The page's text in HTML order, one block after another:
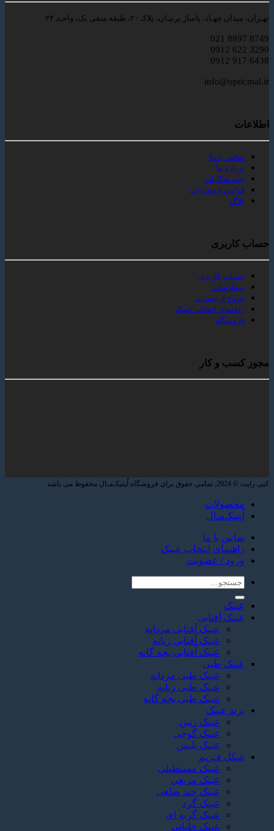
تهـران، میدان جهـاد، پاساژ پرنیـان، پلاکـ ۲۰، طبقه منفی یک، واحـد ۲۴
8749 8897 021
3290 622 0912
6438 917 0912
info@opticmal.ir
اطلاعات
تماس با ما
درباره ما
ثبت شکایات
قوانین و مقررات
بلاگ
حساب کاربری
حساب کاربری
سفارشات
خروج از حساب
راهنمای انتخاب عینک
فروشگاه
مجوز کسب و کار
کپی رایت © 2024, تمامی حقوق برای فروشگاه اُپتیکـ‌مـال محفوظ می باشد
محصولات
اُپتیکـ‌مـال
تماس با ما
راهنمای انتخاب عینک
ورود / عضویت
جستجو
عینک
عینک آفتابی
عینک آفتابی مردانه
عینک آفتابی زنانه
عینک آفتابی بچه گانه
عینک طبی
عینک طبی مردانه
عینک طبی زنانه
عینک طبی بچه گانه
برند عینک
عینک ریبن
عینک گوچی
عینک پلیس
شکل فـریم
عینک مستطیلی
عینک مربعی
عینک چند ضلعی
عینک گرد
عینک گربه ای
عینک خلبانی